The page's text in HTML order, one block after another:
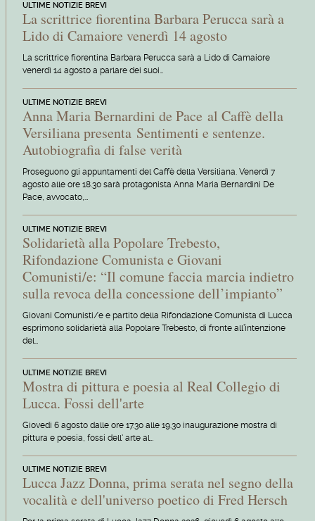
ULTIME NOTIZIE BREVI
La scrittrice fiorentina Barbara Perucca sarà a
Lido di Camaiore venerdì 14 agosto
La scrittrice fiorentina Barbara Perucca sarà a Lido di Camaiore
venerdì 14 agosto a parlare dei suoi…
ULTIME NOTIZIE BREVI
Anna Maria Bernardini de Pace al Caffè della
Versiliana presenta Sentimenti e sentenze.
Autobiografia di false verità
Proseguono gli appuntamenti del Caffè della Versiliana. Venerdì 7
agosto alle ore 18.30 sarà protagonista Anna Maria Bernardini De
Pace, avvocato,…
ULTIME NOTIZIE BREVI
Solidarietà alla Popolare Trebesto,
Rifondazione Comunista e Giovani
Comunisti/e: “Il comune faccia marcia indietro
sulla revoca della concessione dell’impianto”
Giovani Comunisti/e e partito della Rifondazione Comunista di Lucca
esprimono solidarietà alla Popolare Trebesto, di fronte all’intenzione
del…
ULTIME NOTIZIE BREVI
Mostra di pittura e poesia al Real Collegio di
Lucca. Fossi dell'arte
Giovedi 6 agosto dalle ore 17.30 alle 19.30 inaugurazione mostra di
pittura e poesia, fossi dell' arte al…
ULTIME NOTIZIE BREVI
Lucca Jazz Donna, prima serata nel segno della
vocalità e dell'universo poetico di Fred Hersch